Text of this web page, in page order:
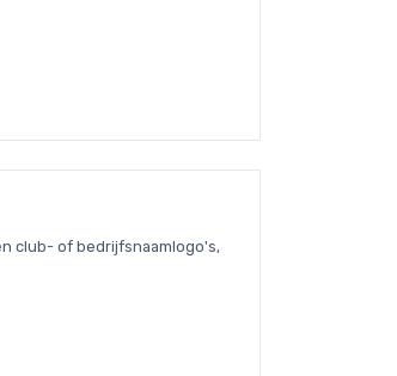
club- of bedrijfsnaamlogo's,